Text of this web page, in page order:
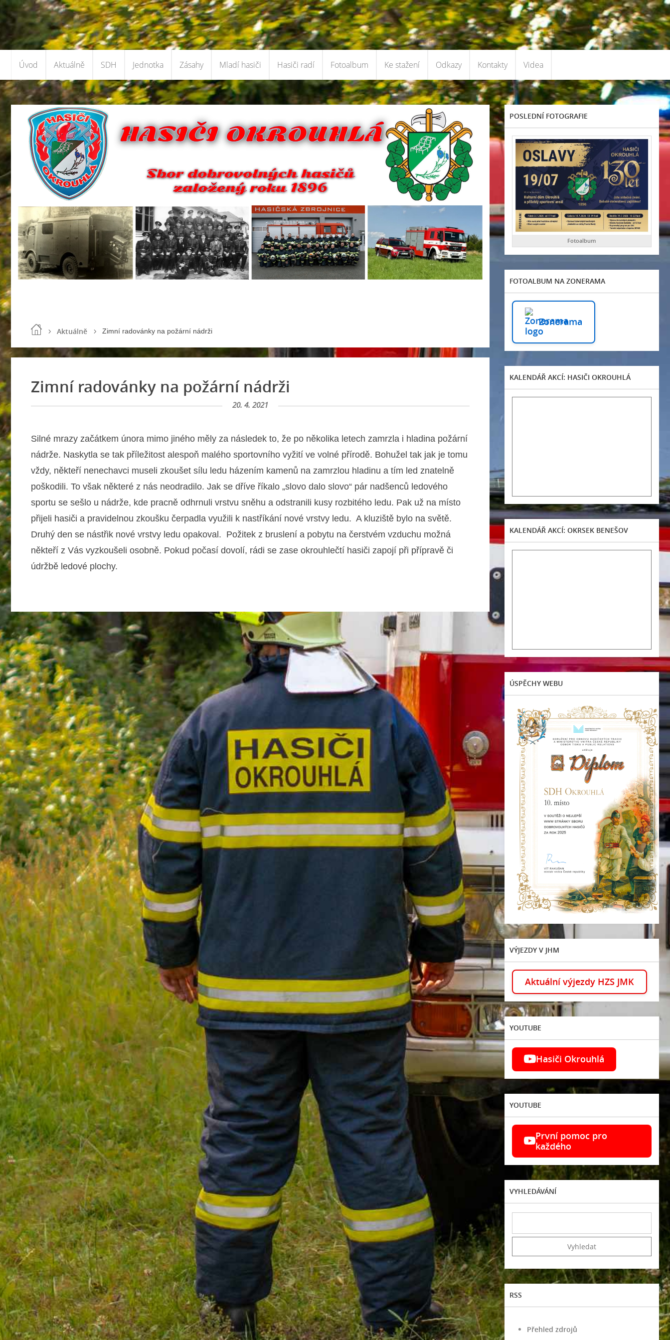
Úvod Aktuálně SDH Jednotka Zásahy Mladí hasiči Hasiči radí Fotoalbum Ke stažení Odkazy Kontakty Videa
Aktuálně Zimní radovánky na požární nádrži
Zimní radovánky na požární nádrži
20. 4. 2021
Silné mrazy začátkem února mimo jiného měly za následek to, že po několika letech zamrzla i hladina požární
nádrže. Naskytla se tak příležitost alespoň malého sportovního vyžití ve volné přírodě. Bohužel tak jak je tomu
vždy, někteří nenechavci museli zkoušet sílu ledu házením kamenů na zamrzlou hladinu a tím led znatelně
poškodili. To však některé z nás neodradilo. Jak se dříve říkalo „slovo dalo slovo“ pár nadšenců ledového
sportu se sešlo u nádrže, kde pracně odhrnuli vrstvu sněhu a odstranili kusy rozbitého ledu. Pak už na místo
přijeli hasiči a pravidelnou zkoušku čerpadla využili k nastříkání nové vrstvy ledu. A kluziště bylo na světě.
Druhý den se nástřik nové vrstvy ledu opakoval. Požitek z bruslení a pobytu na čerstvém vzduchu možná
někteří z Vás vyzkoušeli osobně. Pokud počasí dovolí, rádi se zase okrouhlečtí hasiči zapojí při přípravě či
údržbě ledové plochy.
POSLEDNÍ FOTOGRAFIE
Fotoalbum
FOTOALBUM NA ZONERAMA
Zonerama
KALENDÁŘ AKCÍ: HASIČI OKROUHLÁ
KALENDÁŘ AKCÍ: OKRSEK BENEŠOV
ÚSPĚCHY WEBU
VÝJEZDY V JHM
Aktuální výjezdy HZS JMK
YOUTUBE
Hasiči Okrouhlá
YOUTUBE
První pomoc pro
každého
VYHLEDÁVÁNÍ
RSS
Přehled zdrojů